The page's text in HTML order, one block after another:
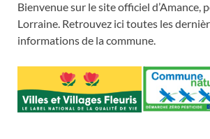
Bienvenue sur le site officiel d’Amance,
Lorraine. Retrouvez ici toutes les
informations de la commune.